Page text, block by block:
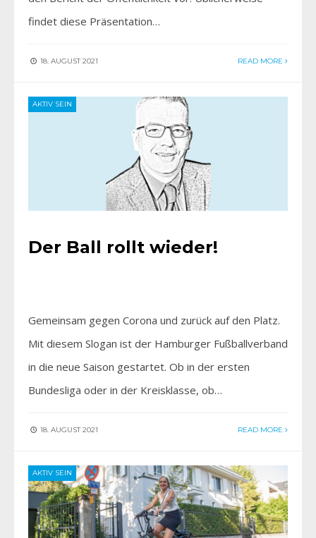
findet diese Präsentation…
18. AUGUST 2021 READ MORE
AKTIV SEIN
Der Ball rollt wieder!
Gemeinsam gegen Corona und zurück auf den Platz.
Mit diesem Slogan ist der Hamburger Fußballverband
in die neue Saison gestartet. Ob in der ersten
Bundesliga oder in der Kreisklasse, ob…
18. AUGUST 2021 READ MORE
AKTIV SEIN